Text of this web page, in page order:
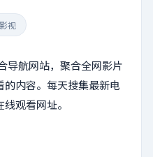
视
导航网站，聚合全网影片
内容。每天搜集最新电
观看网址。